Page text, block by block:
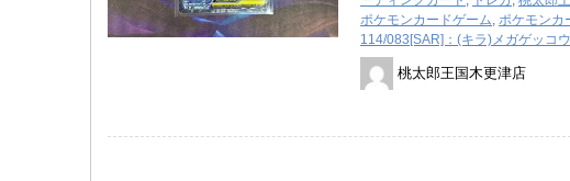
ポケモンカードゲーム, ポケモンカ
114/083[SAR]：(キラ)メガゲッコ
桃太郎王国木更津店